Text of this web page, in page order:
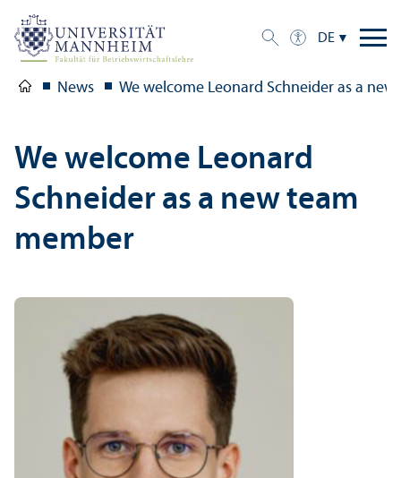
DE
News We welcome Leonard Schneider as a
We welcome Leonard
Schneider as a new team
member